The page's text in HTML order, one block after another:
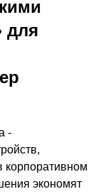
для
-
корпоративном
экономят